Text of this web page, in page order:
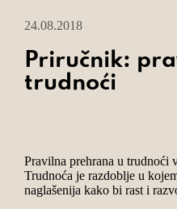
24.08.2018
Priručnik:
trudnoći
Pravilna prehrana u trudnoći
Trudnoća je razdoblje u
naglašenija kako bi rast i